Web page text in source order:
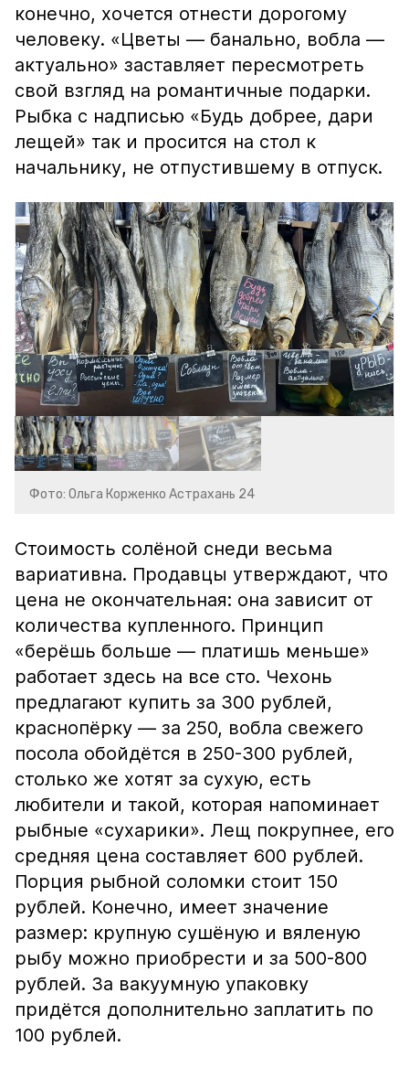
конечно, хочется отнести дорогому
человеку. «Цветы — банально, вобла —
актуально» заставляет пересмотреть
свой взгляд на романтичные подарки.
Рыбка с надписью «Будь добрее, дари
лещей» так и просится на стол к
начальнику, не отпустившему в отпуск.
Фото: Ольга Корженко Астрахань 24
Стоимость солёной снеди весьма
вариативна. Продавцы утверждают, что
цена не окончательная: она зависит от
количества купленного. Принцип
«берёшь больше — платишь меньше»
работает здесь на все сто. Чехонь
предлагают купить за 300 рублей,
краснопёрку — за 250, вобла свежего
посола обойдётся в 250-300 рублей,
столько же хотят за сухую, есть
любители и такой, которая напоминает
рыбные «сухарики». Лещ покрупнее, его
средняя цена составляет 600 рублей.
Порция рыбной соломки стоит 150
рублей. Конечно, имеет значение
размер: крупную сушёную и вяленую
рыбу можно приобрести и за 500-800
рублей. За вакуумную упаковку
придётся дополнительно заплатить по
100 рублей.